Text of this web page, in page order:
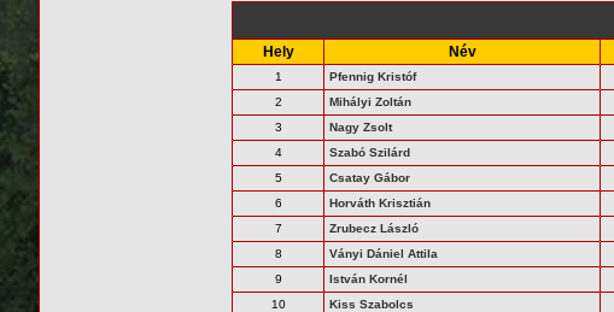
Hely Név
1 Pfennig Kristóf
2
Mihályi Zoltán
3
Nagy Zsolt
4
Szabó Szilárd
5
Csatay Gábor
6
Horváth Krisztián
7
Zrubecz László
8
Ványi Dániel Attila
9
István Kornél
10
Kiss Szabolcs